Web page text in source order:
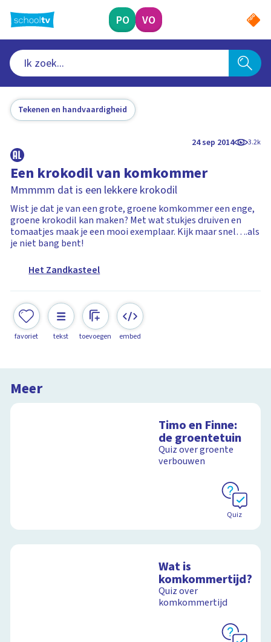
naar
hoofdinhoud
PO VO
Tekenen en handvaardigheid
24 sep 2014 3.2k
Een krokodil van komkommer
Mmmmm dat is een lekkere krokodil
Wist je dat je van een grote, groene komkommer een enge,
groene krokodil kan maken? Met wat stukjes druiven en
tomaatjes maak je een mooi exemplaar. Kijk maar snel….als
je niet bang bent!
Het Zandkasteel
favoriet tekst toevoegen embed
Meer
Timo en Finne:
de groentetuin
Quiz over groente
verbouwen
Quiz
Wat is
komkommertijd?
Quiz over
komkommertijd